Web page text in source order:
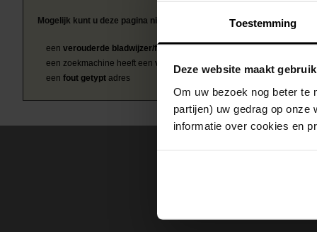
Toestemming
Deze website maakt
Om uw bezoek nog beter te
partijen) uw gedrag op
informatie over cookies en
Mogelijk kunt u deze pagina niet bezoeken door:
een verouderde bladwijzer/favoriet
een zoekmachine heeft een verouderde lijst van de website
een fout getypt adres